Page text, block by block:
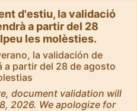
d'estiu, la validació
a partir del 28
les molèsties.
la validación de
a partir del 28 de agosto
document validation will
2026. We apologize for